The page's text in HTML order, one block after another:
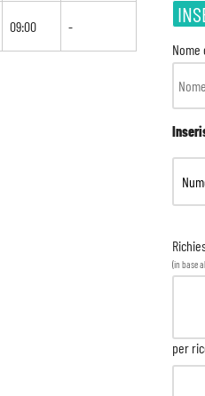
Nome
(in base
per
09:00 -